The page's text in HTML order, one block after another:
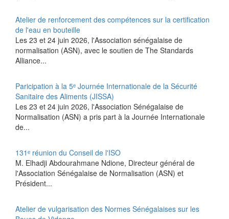
Atelier de renforcement des compétences sur la certification
de l'eau en bouteille
Les 23 et 24 juin 2026, l'Association sénégalaise de
normalisation (ASN), avec le soutien de The Standards
Alliance...
Paricipation à la 5ᵉ Journée Internationale de la Sécurité
Sanitaire des Aliments (JISSA)
‎Les 23 et 24 juin 2026, l'Association Sénégalaise de
Normalisation (ASN) a pris part à la Journée Internationale
de...
131ᵉ réunion du Conseil de l'ISO
M. Elhadji Abdourahmane Ndione, Directeur général de
l'Association Sénégalaise de Normalisation (ASN) et
Président...
Atelier de vulgarisation des Normes Sénégalaises sur les